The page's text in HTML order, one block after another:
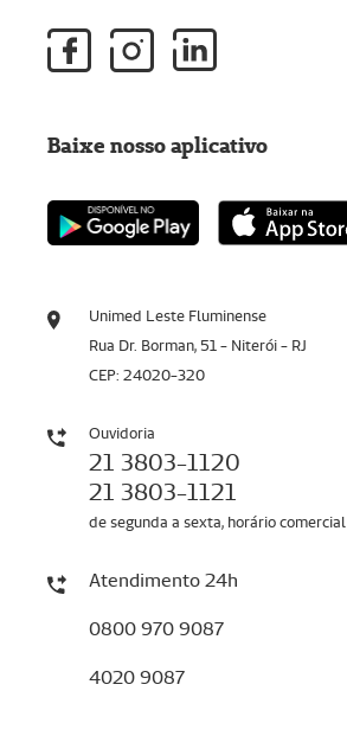
Unimed Leste Fluminense
Rua Dr. Borman, 51 - Niterói - RJ
CEP: 24020-320
Ouvidoria
21 3803-1120
21 3803-1121
de segunda a sexta, horário comercial
Atendimento 24h
0800 970 9087
4020 9087
Baixe nosso aplicativo